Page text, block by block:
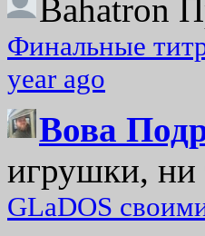
Bahatron
Финальные
year ago
Вова
игрушки, ни
GLaDOS